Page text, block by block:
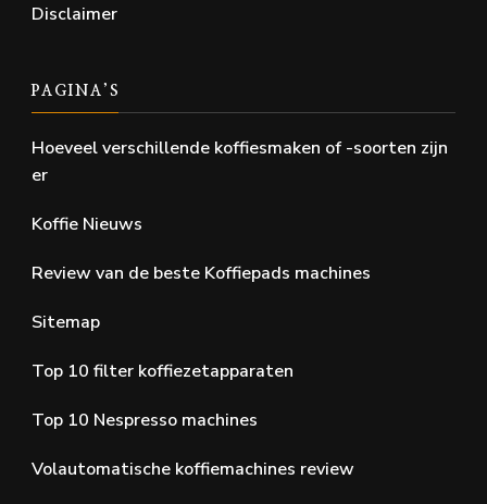
Disclaimer
PAGINA’S
Hoeveel verschillende koffiesmaken of -soorten zijn
er
Koffie Nieuws
Review van de beste Koffiepads machines
Sitemap
Top 10 filter koffiezetapparaten
Top 10 Nespresso machines
Volautomatische koffiemachines review